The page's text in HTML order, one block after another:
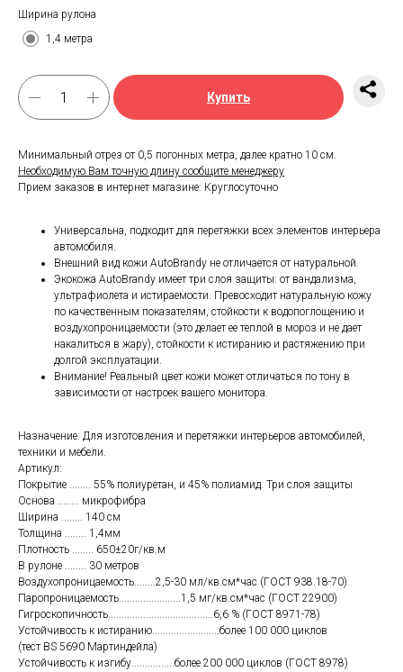
Ширина рулона
1,4 метра
Купить
Минимальный отрез от 0,5 погонных метра, далее кратно 10 см.
Необходимую Вам точную длину сообщите менеджеру
Прием заказов в интернет магазине: Круглосуточно
Универсальна, подходит для перетяжки всех элементов интерьера
автомобиля.
Внешний вид кожи AutoBrandy не отличается от натуральной.
Экокожа AutoBrandy имеет три слоя защиты: от вандализма,
ультрафиолета и истираемости. Превосходит натуральную кожу
по качественным показателям, стойкости к водопоглощению и
воздухопроницаемости (это делает ее теплой в мороз и не дает
накалиться в жару), стойкости к истиранию и растяжению при
долгой эксплуатации.
Внимание! Реальный цвет кожи может отличаться по тону в
зависимости от настроек вашего монитора.
Назначение: Для изготовления и перетяжки интерьеров автомобилей,
техники и мебели.
Артикул:
Покрытие ........ 55% полиуретан, и 45% полиамид. Три слоя защиты
Основа ........ микрофибра
Ширина ........ 140 см
Толщина ........ 1,4мм
Плотность ........ 650±20г/кв.м
В рулоне ........ 30 метров
Воздухопроницаемость........2,5-30 мл/кв.см*час (ГОСТ 938.18-70)
Паропроницаемость.......................1,5 мг/кв.см*час (ГОСТ 22900)
Гигроскопичность.......................................6,6 % (ГОСТ 8971-78)
Устойчивость к истиранию.........................более 100 000 циклов
(тест BS 5690 Мартиндейла)
Устойчивость к изгибу................более 200 000 циклов (ГОСТ 8978)